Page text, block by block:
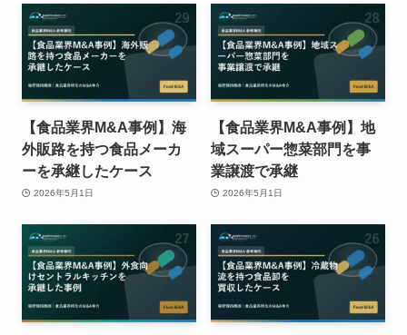
【食品業界M&A事例】海
外販路を持つ食品メーカ
ーを承継したケース
2026年5月1日
【食品業界M&A事例】地
域スーパー惣菜部門を事
業譲渡で承継
2026年5月1日